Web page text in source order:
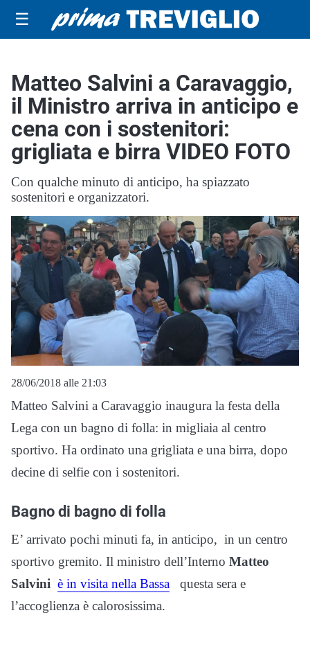
☰
Matteo Salvini a Caravaggio,
il Ministro arriva in anticipo e
cena con i sostenitori:
grigliata e birra VIDEO FOTO
Con qualche minuto di anticipo, ha spiazzato
sostenitori e organizzatori.
28/06/2018 alle 21:03
Matteo Salvini a Caravaggio inaugura la festa della
Lega con un bagno di folla: in migliaia al centro
sportivo. Ha ordinato una grigliata e una birra, dopo
decine di selfie con i sostenitori.
Bagno di bagno di folla
E’ arrivato pochi minuti fa, in anticipo, in un centro
sportivo gremito. Il ministro dell’Interno Matteo
Salvini è in visita nella Bassa questa sera e
l’accoglienza è calorosissima.